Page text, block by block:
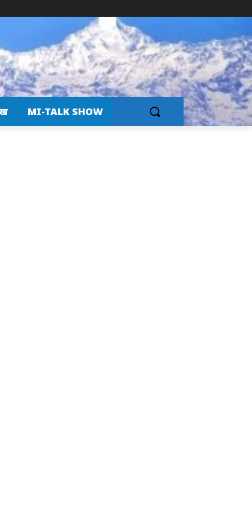
MI-TALK SHOW